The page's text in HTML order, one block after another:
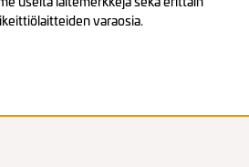
varaosia.